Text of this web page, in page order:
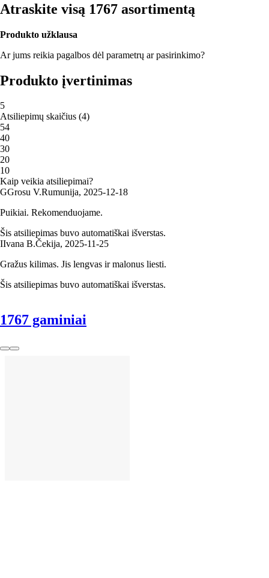
Atraskite visą 1767 asortimentą
Produkto užklausa
Ar jums reikia pagalbos dėl parametrų ar pasirinkimo?
Produkto įvertinimas
5
Atsiliepimų skaičius (4)
54
40
30
20
10
Kaip veikia atsiliepimai?
GGrosu V.Rumunija, 2025‑12‑18
Puikiai. Rekomenduojame.
Šis atsiliepimas buvo automatiškai išverstas.
IIvana B.Čekija, 2025‑11‑25
Gražus kilimas. Jis lengvas ir malonus liesti.
Šis atsiliepimas buvo automatiškai išverstas.
1767 gaminiai